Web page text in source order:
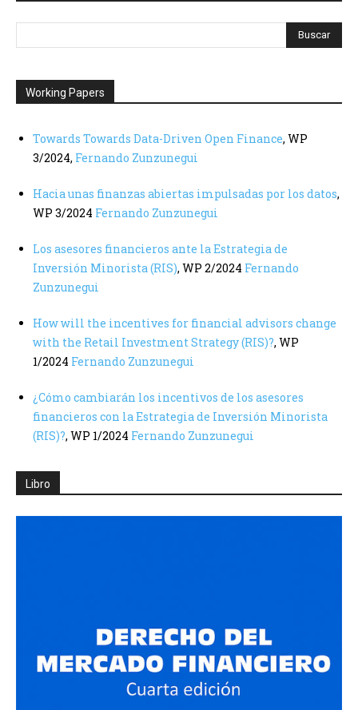
Buscar
Working Papers
Towards Towards Data-Driven Open Finance, WP
3/2024, Fernando Zunzunegui
Hacia unas finanzas abiertas impulsadas por los datos,
WP 3/2024 Fernando Zunzunegui
Los asesores financieros ante la Estrategia de
Inversión Minorista (RIS), WP 2/2024 Fernando
Zunzunegui
How will the incentives for financial advisors change
with the Retail Investment Strategy (RIS)?, WP
1/2024 Fernando Zunzunegui
¿Cómo cambiarán los incentivos de los asesores
financieros con la Estrategia de Inversión Minorista
(RIS)?, WP 1/2024 Fernando Zunzunegui
Libro